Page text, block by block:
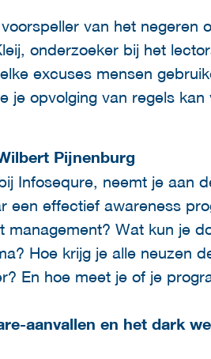
van het negeren
onderzoeker bij het
excuses mensen
je opvolging van regels kan
Pijnenburg
Infosequre, neemt je aan
een effectief awareness
Wat kun je
Hoe krijg je alle neuzen
En hoe meet je of je
aanvallen en het dark